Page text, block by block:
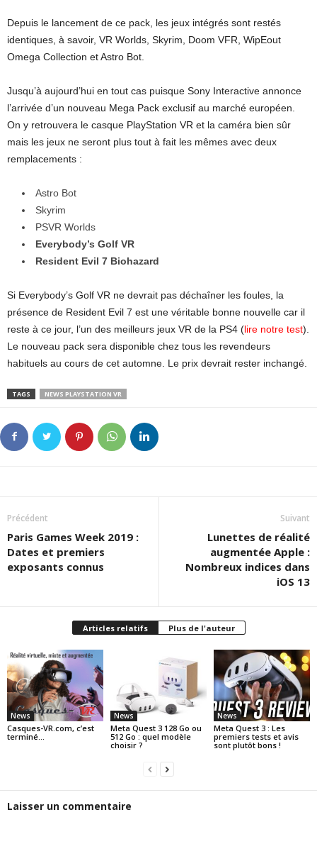
Depuis le lancement de ce pack, les jeux intégrés sont restés
identiques, à savoir, VR Worlds, Skyrim, Doom VFR, WipEout
Omega Collection et Astro Bot.
Jusqu’à aujourd’hui en tout cas puisque Sony Interactive annonce
l’arrivée d’un nouveau Mega Pack exclusif au marché européen.
On y retrouvera le casque PlayStation VR et la caméra bien sûr
mais les jeux ne seront plus tout à fait les mêmes avec deux
remplacements :
Astro Bot
Skyrim
PSVR Worlds
Everybody’s Golf VR
Resident Evil 7 Biohazard
Si Everybody’s Golf VR ne devrait pas déchaîner les foules, la
présence de Resident Evil 7 est une véritable bonne nouvelle car il
reste à ce jour, l’un des meilleurs jeux VR de la PS4 (lire notre test).
Le nouveau pack sera disponible chez tous les revendeurs
habituels au cours de cet automne. Le prix devrait rester inchangé.
TAGS NEWS PLAYSTATION VR
Précédent
Paris Games Week 2019 :
Dates et premiers
exposants connus
Suivant
Lunettes de réalité
augmentée Apple :
Nombreux indices dans
iOS 13
Articles relatifs Plus de l'auteur
News
Casques-VR.com, c’est
terminé…
News
Meta Quest 3 128 Go ou
512 Go : quel modèle
choisir ?
News
Meta Quest 3 : Les
premiers tests et avis
sont plutôt bons !
Laisser un commentaire